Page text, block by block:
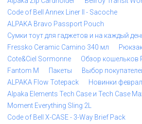
Code of Bell Annex Liner II - Sacoche
ALPAKA Bravo Passport Pouch
Сумки тоут для гаджетов и на каждый
Fressko Ceramic Camino 340 мл
Cote&Ciel Sormonne
Обзор кошельков
Fantom M
Пакеты
Выбор
ALPAKA Flow Totepack
Новинки
Alpaka Elements Tech Case и Tech Case
Moment Everything Sling 2L
Code of Bell X-CASE - 3-Way Brief Pack